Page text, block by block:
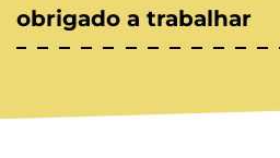
obrigado a trabalhar